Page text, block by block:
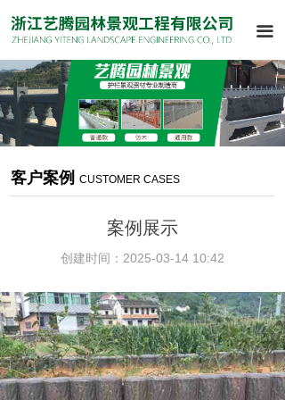
끀
客户案例 CUSTOMER CASES
案例展示
创建时间： 2025-03-14 10:42